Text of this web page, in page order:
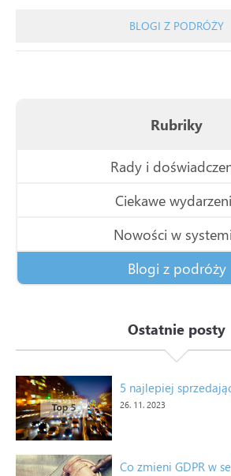
BLOGI Z PODRÓŻY
Rubriky
Rady i
Ciekawe
Nowości w
Blogi z podróży
Ostatnie posty
26. 11. 2023